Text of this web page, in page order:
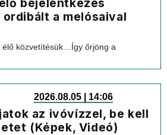
bejelentkezés
a melósaival
élő közvetítésük…Így őrjöng a
2026.08.05 | 14:06
az ivóvízzel, be kell
(Képek, Videó)